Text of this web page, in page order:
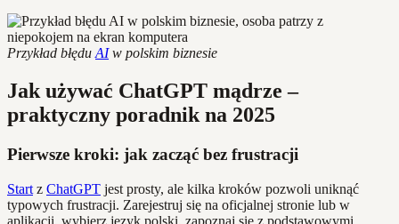
Przykład błędu AIw polskim biznesie
Jak używać ChatGPT mądrze –
praktyczny poradnik na 2025
Pierwsze kroki: jak zacząć bez frustracji
Start z ChatGPT jest prosty, ale kilka kroków pozwoli uniknąć
typowych frustracji. Zarejestruj się na oficjalnej stronie lub w
aplikacji, wybierz język polski, zapoznaj się z podstawowymi